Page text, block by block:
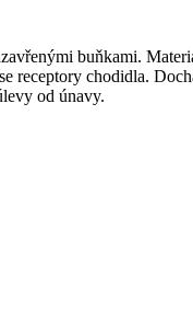
buňkami.
receptory chodidla.
od únavy.